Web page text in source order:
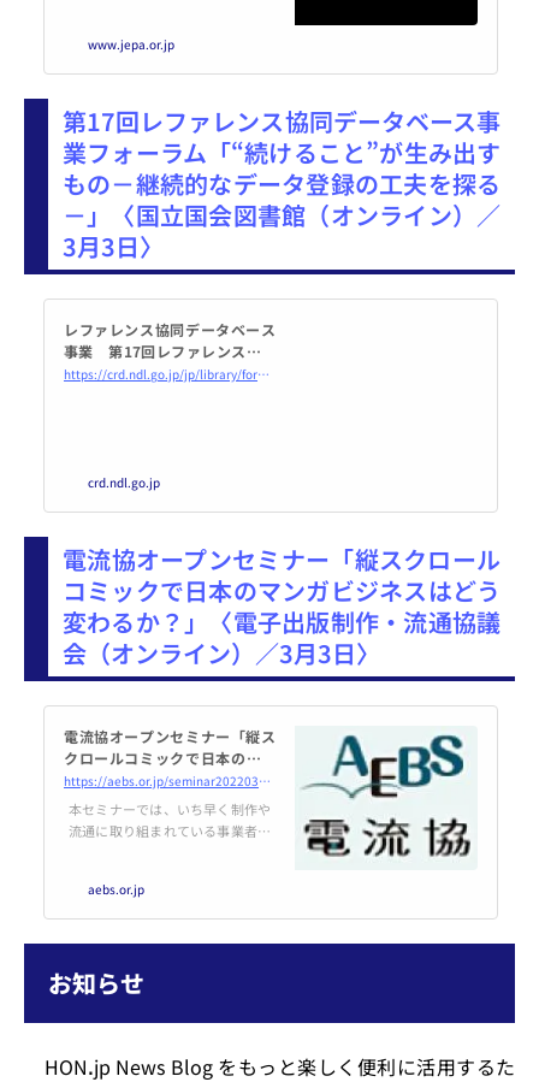
電子出版とは、会員限定情報など
配信しています。
www.jepa.or.jp
第17回レファレンス協同データベース事
業フォーラム「“続けること”が生み出す
もの－継続的なデータ登録の工夫を探る
－」〈国立国会図書館（オンライン）／
3月3日〉
レファレンス協同データベース
事業 第17回レファレンス協同
データベース事業フォーラム
https://crd.ndl.go.jp/jp/library/forum_17.html
crd.ndl.go.jp
電流協オープンセミナー「縦スクロール
コミックで日本のマンガビジネスはどう
変わるか？」〈電子出版制作・流通協議
会（オンライン）／3月3日〉
電流協オープンセミナー「縦ス
クロールコミックで日本のマン
ガビジネスはどう変わるか？」https://aebs.or.jp/seminar20220303.html
本セミナーでは、いち早く制作や
流通に取り組まれている事業者の
コミックが日本のマンガビジネス
に与える影響や将来の展望につい
aebs.or.jp
お知らせ
HONꓸjp News Blog をもっと楽しく便利に活用するた